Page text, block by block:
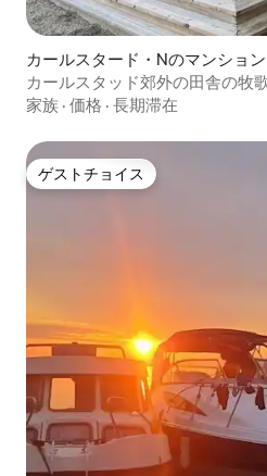
カールスタード・Nのマンショ
カールスタッド郊外の田舎の牧
家族 · 価格 · 長期滞在
ゲストチョイス
ゲストチョイス